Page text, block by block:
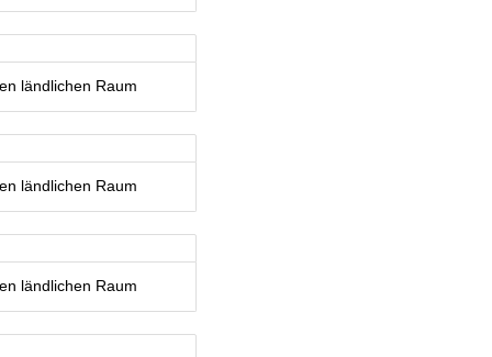
ländlichen Raum
ländlichen Raum
ländlichen Raum